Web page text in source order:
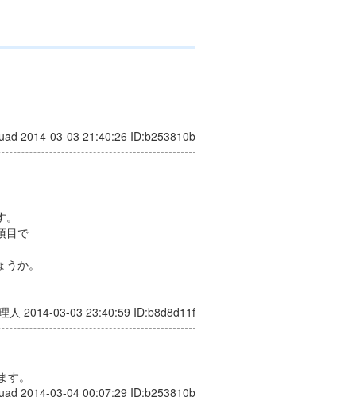
2014-03-03 21:40:26 ID:b253810b
目で
か。
人 2014-03-03 23:40:59 ID:b8d8d11f
。
2014-03-04 00:07:29 ID:b253810b